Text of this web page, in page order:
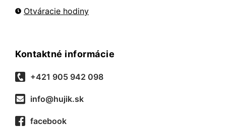
Otváracie hodiny
Kontaktné informácie
+421 905 942 098
info@hujik.sk
facebook